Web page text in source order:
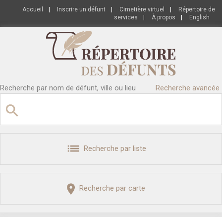
Accueil Inscrire un défunt Cimetière virtuel
Répertoire de
services
À propos English
Recherche par nom de défunt, ville ou lieu Recherche avancée
Recherche par liste
Recherche par carte